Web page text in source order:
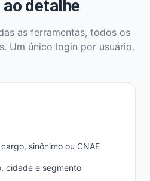
detalhe
as ferramentas, todos os
Um único login por usuário.
sinônimo ou CNAE
cidade e segmento